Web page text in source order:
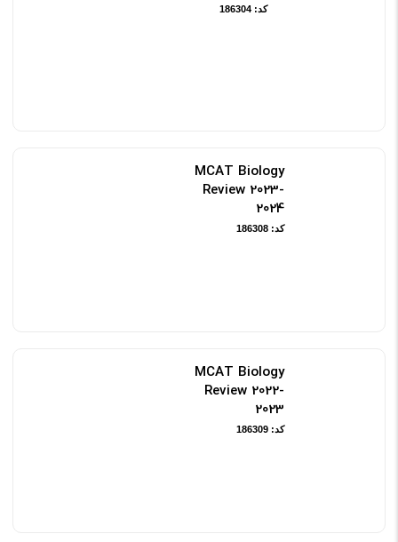
کد: 186304
MCAT Biology
Review 2023-
2024
کد: 186308
MCAT Biology
Review 2022-
2023
کد: 186309